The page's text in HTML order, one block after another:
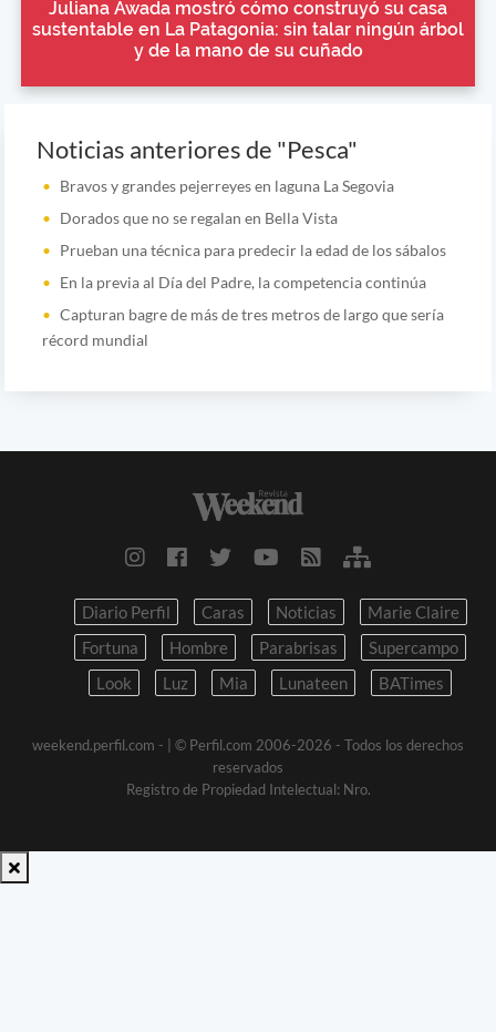
Juliana Awada mostró cómo construyó su casa
sustentable en La Patagonia: sin talar ningún árbol
y de la mano de su cuñado
Noticias anteriores de "Pesca"
Bravos y grandes pejerreyes en laguna La Segovia
Dorados que no se regalan en Bella Vista
Prueban una técnica para predecir la edad de los sábalos
En la previa al Día del Padre, la competencia continúa
Capturan bagre de más de tres metros de largo que sería
récord mundial
Diario Perfil Caras Noticias
Marie Claire
Fortuna
Hombre Parabrisas
Supercampo
Look
Luz Mia Lunateen BATimes
weekend.perfil.com - | © Perfil.com 2006-2026 - Todos los derechos
reservados
Registro de Propiedad Intelectual: Nro.